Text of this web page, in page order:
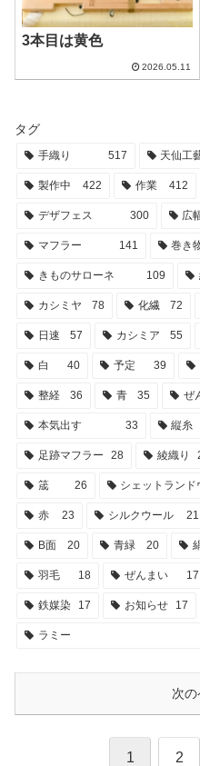
3本目は黄色
2026.05.11
タグ
手織り 517 天仙工
製作中 422 作業 412
デザフェス 300 広
マフラー 141 巻き
きものサローネ 109
カシミヤ 78 化繊 72
日速 57 カシミア 55
白 40 予定 39
整経 36 青 35 ぜ
本気出す 33 縦糸
足跡マフラー 28 綾織り
筬 26 シェットランド
赤 23 シルクウール 21
B面 20 青緑 20
羽毛 18 ぜんまい 17
鉄媒染 17 お知らせ 17
ラミー
次
1 2